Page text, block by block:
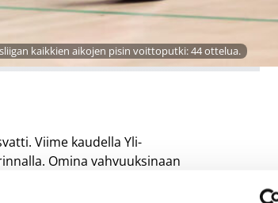
kaikkien aikojen pisin voittoputki: 44 ottelua.
Viime kaudella Yli-
Omina vahvuuksinaan
korintekotaitoaan ja sitä,